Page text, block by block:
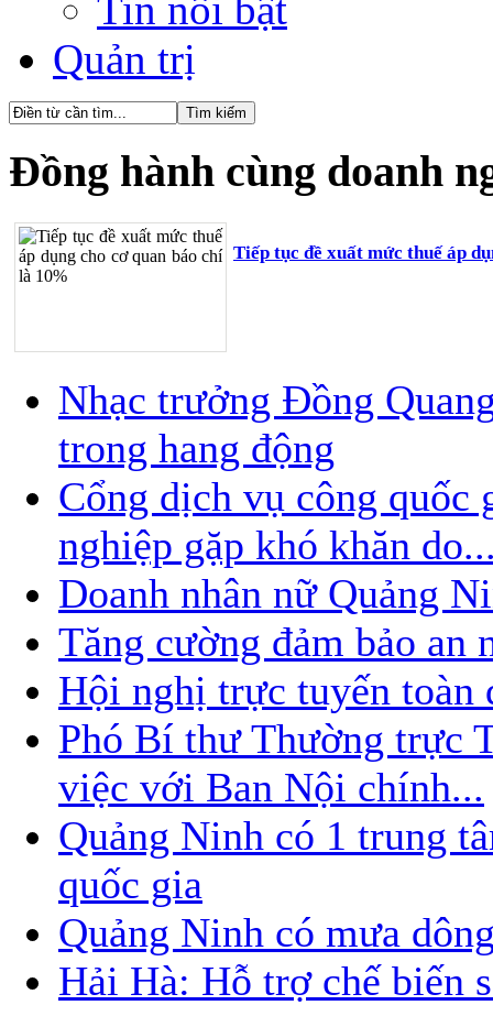
Quản trị
Đồng hành cùng doanh
Tiếp tục đề xuất mức thuế áp
Nhạc trưởng Đồng
trong hang động
Cổng dịch vụ công quốc
nghiệp gặp khó khăn
Doanh nhân nữ Quảng
Tăng cường đảm bảo
Hội nghị trực tuyến toàn
Phó Bí thư Thường trực
việc với Ban Nội chính...
Quảng Ninh có 1 trung
quốc gia
Quảng Ninh có mưa
Hải Hà: Hỗ trợ chế biến